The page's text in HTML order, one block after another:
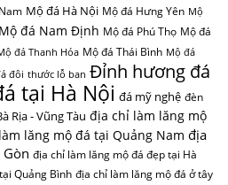
Mộ đá Hà Nội Mộ đá Hưng Yên Mộ
Mộ đá Nam Định Mộ đá Phú Thọ Mộ đá
đá Thanh Hóa Mộ đá Thái Bình Mộ đá
đôi thước lỗ ban Đỉnh hương đá
tại Hà Nội đá mỹ nghệ đèn
Rịa - Vũng Tàu địa chỉ làm lăng mộ
lăng mộ đá tại Quảng Nam địa
địa chỉ làm lăng mộ đá đẹp tại Hà
Quảng Bình địa chỉ làm lăng mộ đá ở tây